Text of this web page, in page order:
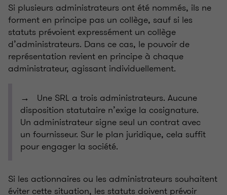
Si plusieurs administrateurs ont été nommés, ils ne
forment en principe pas un collège, sauf si les
statuts prévoient expressément un collège
d’administrateurs. Dans ce cas, le pouvoir de
représentation revient en principe à chaque
administrateur, agissant individuellement.
→ Une SRL a trois administrateurs. Aucune
disposition statutaire n’exige la cosignature.
Un administrateur signe seul un contrat avec
un fournisseur. Sur le plan juridique, cela suffit
pour engager la société.
Si les actionnaires ou les administrateurs souhaitent
éviter cette situation, les statuts doivent prévoir